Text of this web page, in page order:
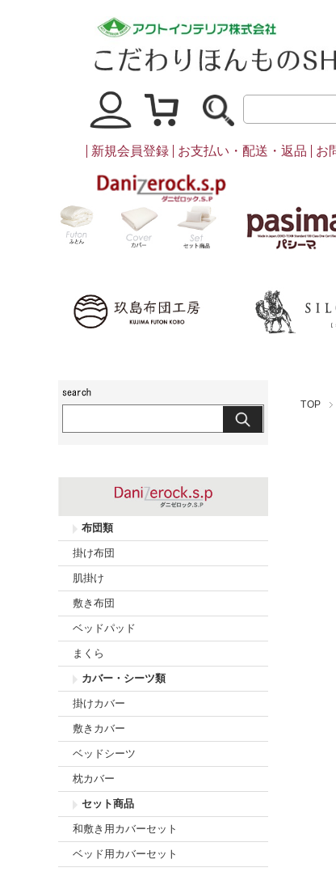
マイページ買い物かご
新規会員登録 お支払い・配送・返品 お
セット商品
TOP
布団類
掛け布団
肌掛け
敷き布団
ベッドパッド
まくら
カバー・シーツ類
掛けカバー
敷きカバー
ベッドシーツ
枕カバー
セット商品
和敷き用カバーセット
ベッド用カバーセット